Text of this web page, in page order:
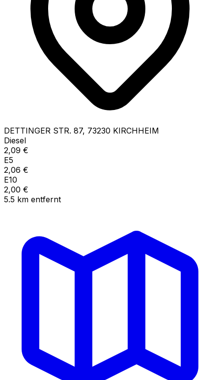
DETTINGER STR. 87, 73230 KIRCHHEIM
Diesel
2,09 €
E5
2,06 €
E10
2,00 €
5.5 km entfernt